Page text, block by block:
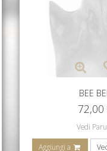
BEE
72,00
Vedi
Aggiungi a